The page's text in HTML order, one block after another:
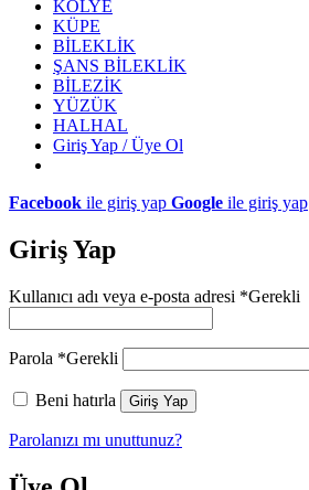
KOLYE
KÜPE
BİLEKLİK
ŞANS BİLEKLİK
BİLEZİK
YÜZÜK
HALHAL
Giriş Yap / Üye Ol
Facebook ile giriş yap Google ile giriş yap
Giriş Yap
Kullanıcı adı veya e-posta adresi *Gerekli
Parola *Gerekli
Beni hatırla Giriş Yap
Parolanızı mı unuttunuz?